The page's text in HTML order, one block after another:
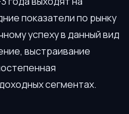
показатели по рынку
успеху в данный вид
выстраивание
сегментах.